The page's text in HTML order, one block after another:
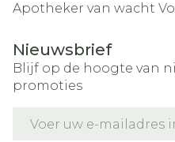
Apotheker van wacht
Nieuwsbrief
Blijf op de hoogte van
promoties